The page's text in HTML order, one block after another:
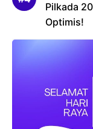
Pilkada
Optimis!